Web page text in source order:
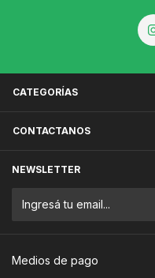
CATEGORÍAS
CONTACTANOS
NEWSLETTER
Medios de pago